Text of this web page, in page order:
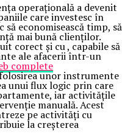
operațională a devenit
care investesc în
economisească timp, să
mai bună clienților.
corect și cu , capabile să
ale afacerii într-un
complete
unor instrumente
unui flux logic prin care
iar activitățile
manuală. Acest
pe activități cu
la creșterea